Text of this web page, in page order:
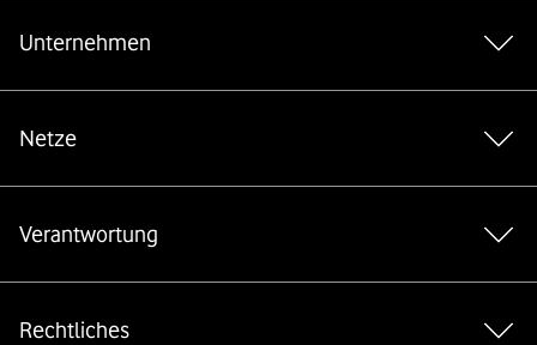
Unternehmen
Netze
Verantwortung
Rechtliches